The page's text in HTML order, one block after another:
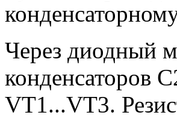
Через диодный
конденсаторов
VT1...VT3.